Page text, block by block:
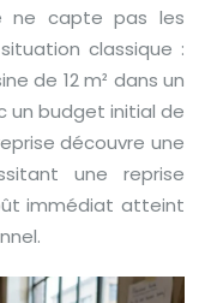
ne capte pas les
classique :
de 12 m² dans un
un budget initial de
découvre une
une reprise
immédiat atteint